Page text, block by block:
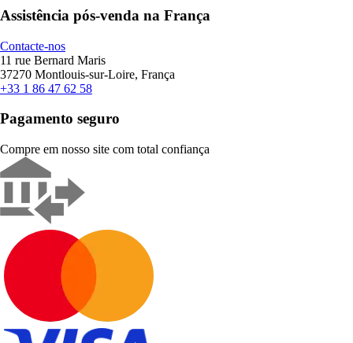
Assistência pós-venda na França
Contacte-nos
11 rue Bernard Maris
37270 Montlouis-sur-Loire, França
+33 1 86 47 62 58
Pagamento seguro
Compre em nosso site com total confiança